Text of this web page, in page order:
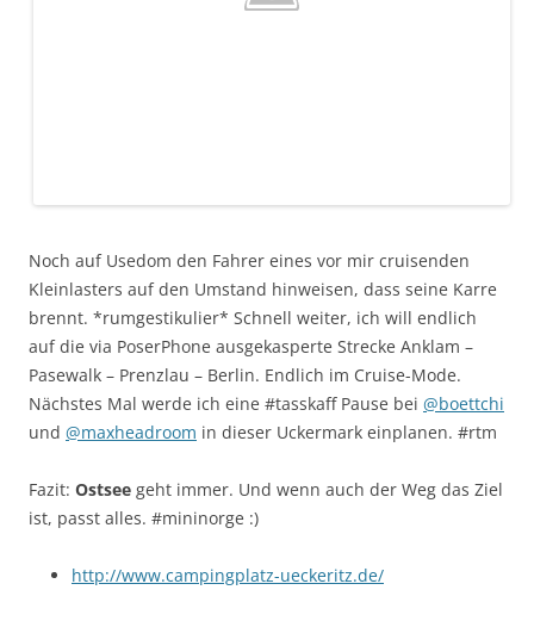
Noch auf Usedom den Fahrer eines vor mir cruisenden
Kleinlasters auf den Umstand hinweisen, dass seine Karre
brennt. *rumgestikulier* Schnell weiter, ich will endlich
auf die via PoserPhone ausgekasperte Strecke Anklam –
Pasewalk – Prenzlau – Berlin. Endlich im Cruise-Mode.
Nächstes Mal werde ich eine #tasskaff Pause bei @boettchi
und @maxheadroom in dieser Uckermark einplanen. #rtm
Fazit: Ostsee geht immer. Und wenn auch der Weg das Ziel
ist, passt alles. #mininorge :)
http://www.campingplatz-ueckeritz.de/